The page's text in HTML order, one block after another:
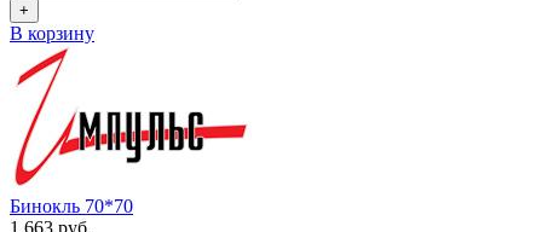
+
В корзину
Бинокль 70*70